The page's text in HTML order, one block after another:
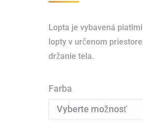
Lopta je vybavená
lopty v určenom
držanie tela.
Farba